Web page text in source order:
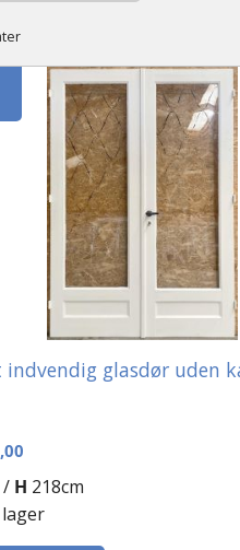
Sorteret
seneste
indvendig glasdør uden
/ H 218cm